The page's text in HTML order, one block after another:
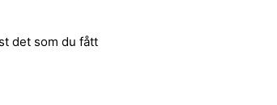
det som du fått